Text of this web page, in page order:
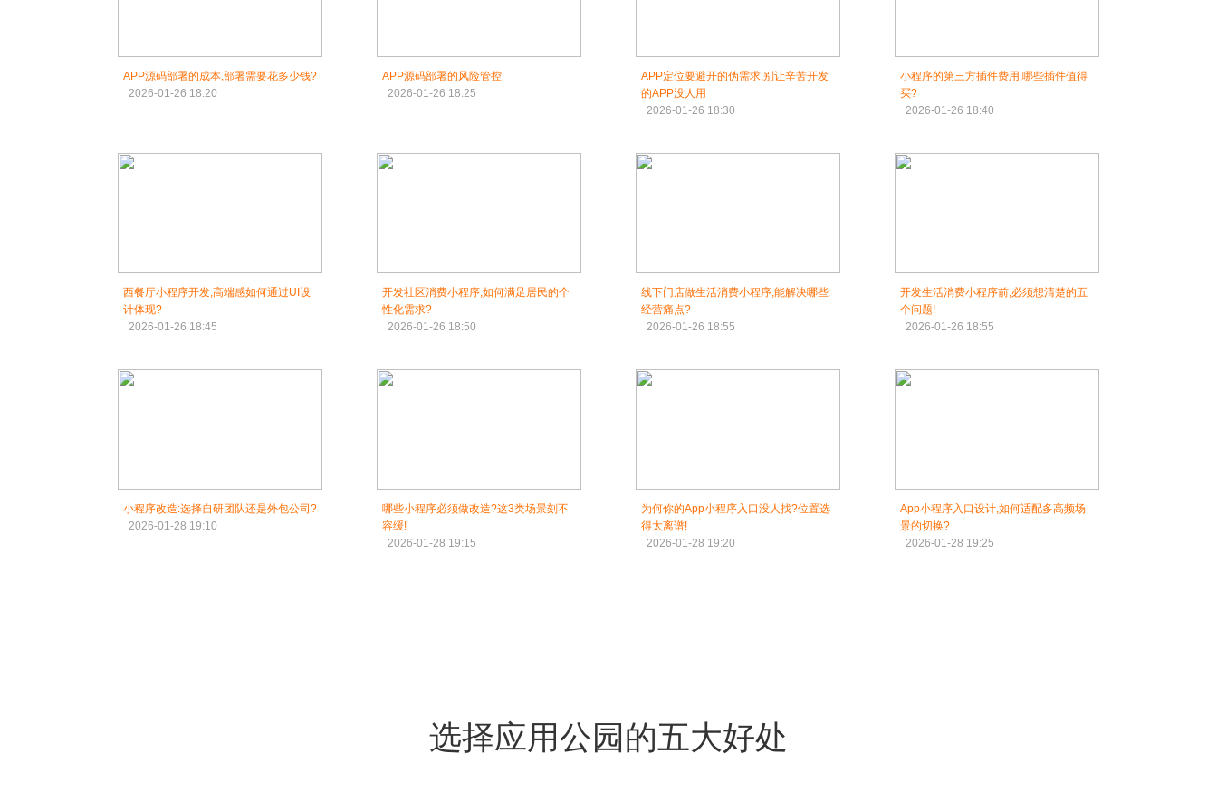
APP源码部署的成本,部署需要花多少钱?
2026-01-26 18:20
APP源码部署的风险管控
2026-01-26 18:25
APP定位要避开的伪需求,别让辛苦开发
的APP没人用
2026-01-26 18:30
小程序的第三方插件费用,哪些插件值得
买?
2026-01-26 18:40
西餐厅小程序开发,高端感如何通过UI设
计体现?
2026-01-26 18:45
开发社区消费小程序,如何满足居民的个
性化需求?
2026-01-26 18:50
线下门店做生活消费小程序,能解决哪些
经营痛点?
2026-01-26 18:55
开发生活消费小程序前,必须想清楚的五
个问题!
2026-01-26 18:55
小程序改造:选择自研团队还是外包公司?
2026-01-28 19:10
哪些小程序必须做改造?这3类场景刻不
容缓!
2026-01-28 19:15
为何你的App小程序入口没人找?位置选
得太离谱!
2026-01-28 19:20
App小程序入口设计,如何适配多高频场
景的切换?
2026-01-28 19:25
选择应用公园的五大好处